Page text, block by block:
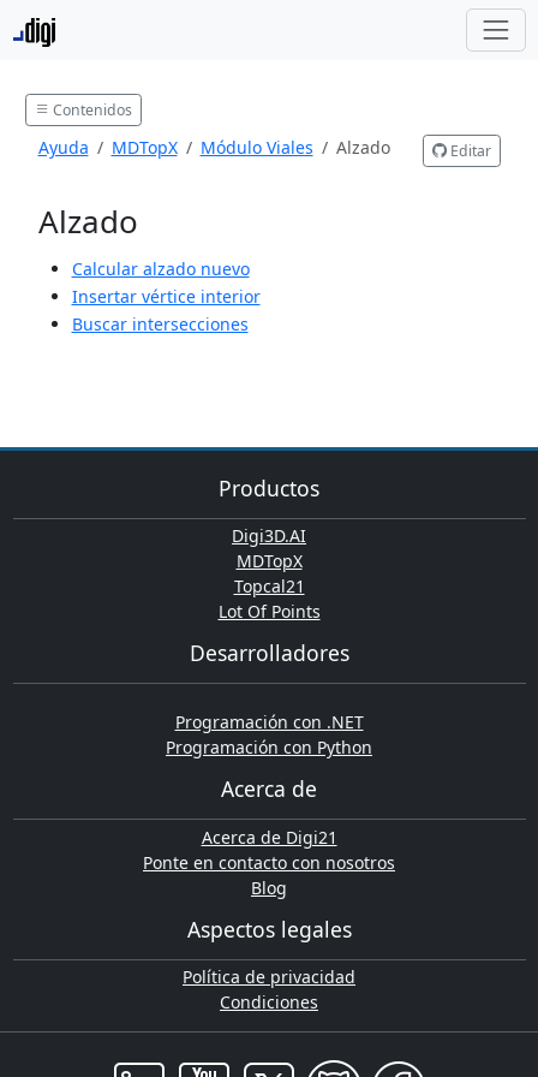
Contenidos
Ayuda MDTopX Módulo Viales Alzado Editar
Alzado
Calcular alzado nuevo
Insertar vértice interior
Buscar intersecciones
Productos
Digi3D.AI
MDTopX
Topcal21
Lot Of Points
Desarrolladores
Programación con .NET
Programación con Python
Acerca de
Acerca de Digi21
Ponte en contacto con nosotros
Blog
Aspectos legales
Política de privacidad
Condiciones